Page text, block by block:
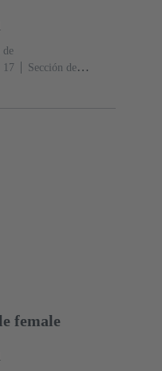
de
17
Sección de
female